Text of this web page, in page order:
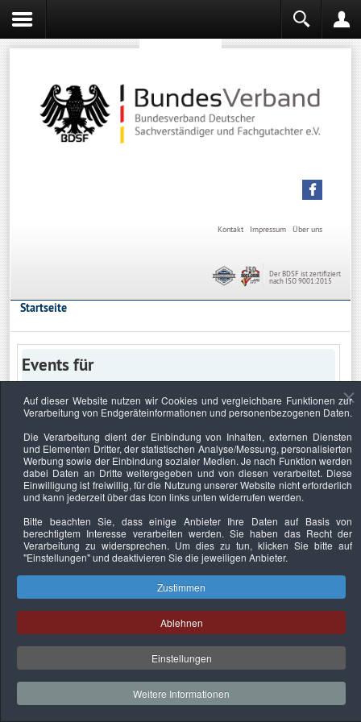
Über uns
Impressum
Kontakt
Der BDSF ist zertifiziert
nach ISO 9001:2015
Startseite
Events für
Keine Termine
Datenschutzerklärung Urheberrechtsnachweise Nachhaltigkeit
Copyright © 2026. Bundesverband Deutscher
Sachverständiger und Fachgutachter e.V..
Auf dieser Website nutzen wir Cookies und vergleichbare Funktionen zur
Verarbeitung von Endgeräteinformationen und personenbezogenen Daten.
Die Verarbeitung dient der Einbindung von Inhalten, externen Diensten
und Elementen Dritter, der statistischen Analyse/Messung, personalisierten
Werbung sowie der Einbindung sozialer Medien. Je nach Funktion werden
dabei Daten an Dritte weitergegeben und von diesen verarbeitet. Diese
Einwilligung ist freiwillig, für die Nutzung unserer Website nicht erforderlich
und kann jederzeit über das Icon links unten widerrufen werden.
Bitte beachten Sie, dass einige Anbieter Ihre Daten auf Basis von
berechtigtem Interesse verarbeiten werden. Sie haben das Recht der
Verarbeitung zu widersprechen. Um dies zu tun, klicken Sie bitte auf
"Einstellungen"und deaktivieren Sie die jeweiligen Anbieter.
Zustimmen
Ablehnen
Einstellungen
Weitere Informationen